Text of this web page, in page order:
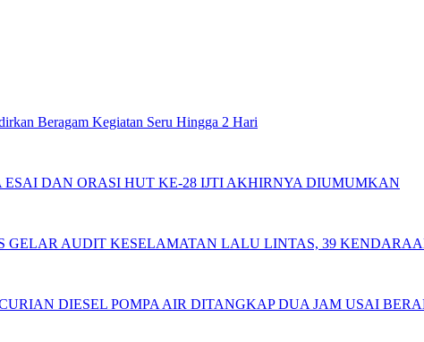
Beragam Kegiatan Seru Hingga 2 Hari
DAN ORASI HUT KE-28 IJTI AKHIRNYA DIUMUMKAN
GELAR AUDIT KESELAMATAN LALU LINTAS, 39
DIESEL POMPA AIR DITANGKAP DUA JAM USAI